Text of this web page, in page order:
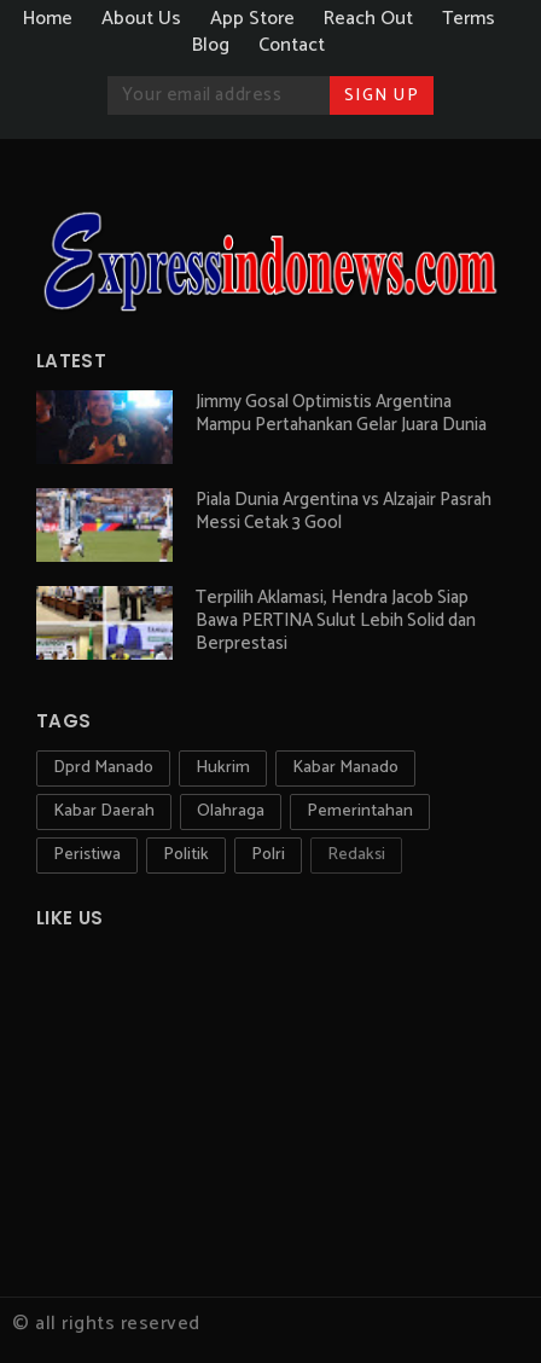
Home About Us App Store Reach Out
Terms
Blog
Contact
LATEST
Jimmy Gosal Optimistis Argentina
Mampu Pertahankan Gelar Juara Dunia
Piala Dunia Argentina vs Alzajair Pasrah
Messi Cetak 3 Gool
Terpilih Aklamasi, Hendra Jacob Siap
Bawa PERTINA Sulut Lebih Solid dan
Berprestasi
TAGS
Dprd Manado Hukrim
Kabar Manado
Kabar Daerah
Olahraga
Pemerintahan
Peristiwa
Politik Polri Redaksi
LIKE US
© all rights reserved